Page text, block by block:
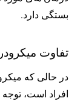
بستگی دارد.
تفاوت
در حالی که
افراد است،